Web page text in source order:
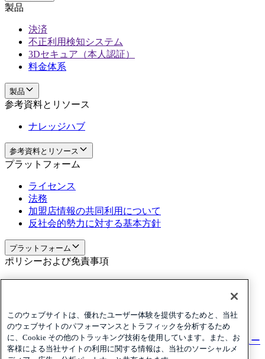
製品
決済
不正利用検知システム
3Dセキュア（本人認証）
料金体系
製品
参考資料とリソース
ナレッジハブ
参考資料とリソース
プラットフォーム
ライセンス
法務
加盟店情報の共同利用について
反社会的勢力に対する基本方針
プラットフォーム
ポリシーおよび免責事項
Privacy
ポリシーおよび免責事項
ニュースレターを購読するニュースレターを購読する ニュー
スレターを購読する
このウェブサイトは、優れたユーザー体験を提供するためと、当社
のウェブサイトのパフォーマンスとトラフィックを分析するため
に、Cookie その他のトラッキング技術を使用しています。また、お
客様による当社サイトの利用に関する情報は、当社のソーシャルメ